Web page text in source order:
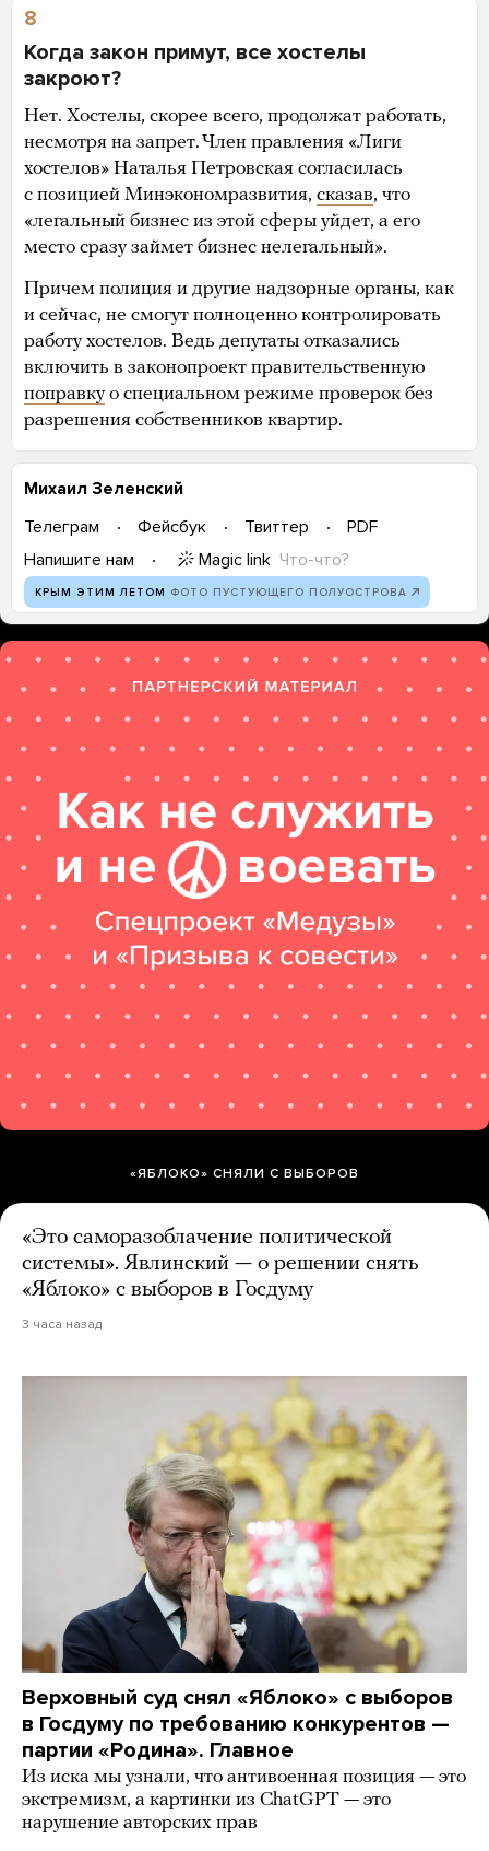
8
Когда закон примут, все хостелы
закроют?
Нет. Хостелы, скорее всего, продолжат работать,
несмотря на запрет. Член правления «Лиги
хостелов» Наталья Петровская согласилась
с позицией Минэкономразвития, сказав, что
«легальный бизнес из этой сферы уйдет, а его
место сразу займет бизнес нелегальный».
Причем полиция и другие надзорные органы, как
и сейчас, не смогут полноценно контролировать
работу хостелов. Ведь депутаты отказались
включить в законопроект правительственную
поправкуо специальном режиме проверок без
разрешения собственников квартир.
Михаил Зеленский
Телеграм
Фейсбук Твиттер
PDF
Напишите нам
Magic link Что-что?
КРЫМ ЭТИМ ЛЕТОМ ФОТО ПУСТУЮЩЕГО ПОЛУОСТРОВА
«ЯБЛОКО» СНЯЛИ С ВЫБОРОВ
«Это саморазоблачение политической
системы». Явлинский — о решении снять
«Яблоко» с выборов в Госдуму
3 часа назад
Верховный суд снял «Яблоко» с выборов
в Госдуму по требованию конкурентов —
партии «Родина». Главное
Из иска мы узнали, что антивоенная позиция — это
экстремизм, а картинки из СhatGPT — это
нарушение авторских прав